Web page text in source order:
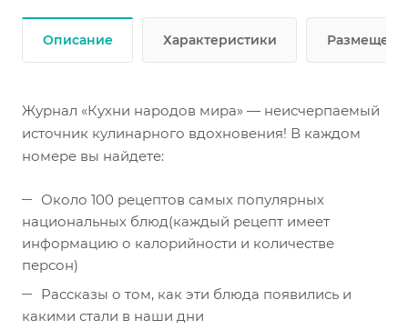
Описание Характеристики
Журнал «Кухни народов мира» — неисчерпаемый
источник кулинарного вдохновения! В каждом
номере вы найдете:
Около 100 рецептов самых популярных
национальных блюд(каждый рецепт имеет
информацию о калорийности и количестве
персон)
Рассказы о том, как эти блюда появились и
какими стали в наши дни